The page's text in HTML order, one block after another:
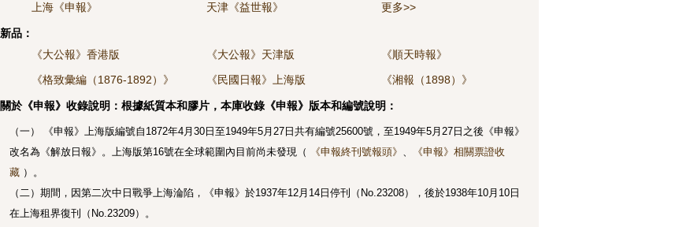
上海《申報》
天津《益世報》 更多>>
新品：
《大公報》香港版
《大公報》天津版
《順天時報》
《格致彙編（1876-1892）》
《民國日報》上海版 《湘報（1898）》
關於《申報》收錄說明：根據紙質本和膠片，本庫收錄《申報》版本和編號說明：
（一） 《申報》上海版編號自1872年4月30日至1949年5月27日共有編號25600號，至1949年5月27日之後《申報》
改名為《解放日報》。上海版第16號在全球範圍內目前尚未發現（
《申報終刊號報頭》 、
《申報》相關票證收
藏）。
（二）期間，因第二次中日戰爭上海淪陷，《申報》於1937年12月14日停刊（No.23208），後於1938年10月10日
在上海租界復刊（No.23209）。